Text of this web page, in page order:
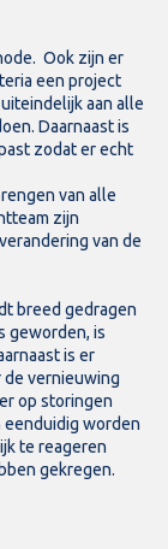
Ook zijn er
een project
aan alle
Daarnaast is
zodat er echt
van alle
zijn
van de
breed gedragen
geworden, is
is er
de vernieuwing
op storingen
worden
te reageren
gekregen.